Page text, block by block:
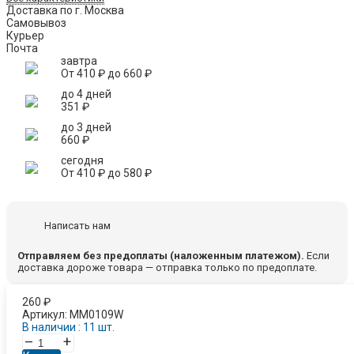
Доставка по г. Москва
Самовывоз
Курьер
Почта
завтра
От410 ₽до 660 ₽
до 4 дней
351 ₽
до 3 дней
660 ₽
сегодня
От410 ₽до 580 ₽
Написать нам
Отправляем без предоплаты (наложенным платежом). Если
доставка дороже товара — отправка только по предоплате.
260 ₽
Артикул: MM0109W
В наличии : 11 шт.
– +